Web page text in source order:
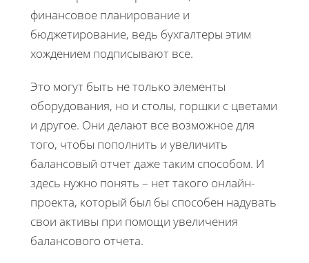
финансовое планирование и
бюджетирование, ведь бухгалтеры этим
хождением подписывают все.
Это могут быть не только элементы
оборудования, но и столы, горшки с цветами
и другое. Они делают все возможное для
того, чтобы пополнить и увеличить
балансовый отчет даже таким способом. И
здесь нужно понять – нет такого онлайн-
проекта, который был бы способен надувать
свои активы при помощи увеличения
балансового отчета.